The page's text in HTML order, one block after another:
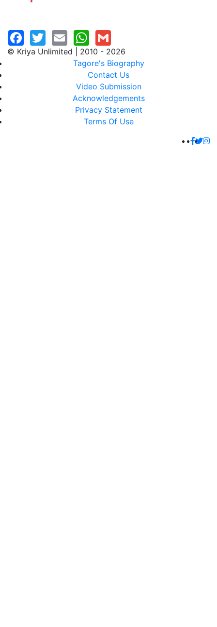
© Kriya Unlimited | 2010 - 2026
Tagore's Biography
Contact Us
Video Submission
Acknowledgements
Privacy Statement
Terms Of Use